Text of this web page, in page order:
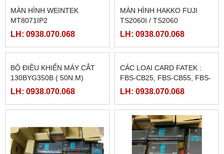
MÀN HÌNH WEINTEK
LH: 0938.070.068
MÀN HÌNH HAKKO FUJI
TS2060I / TS2060
LH: 0938.070.068